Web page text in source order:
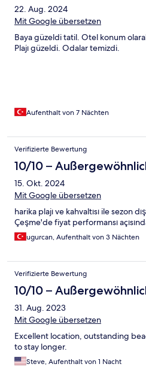
22. Aug. 2024
Mit Google übersetzen
Baya güzeldi tatil. Otel konum
Plajı güzeldi. Odalar temizdi.
Aufenthalt von 7 Nächten
Verifizierte Bewertung
10/10 –
15. Okt. 2024
Mit Google übersetzen
harika plajı ve kahvaltısı ile sezon
Çeşme'de fiyat performansı
ugurcan, Aufenthalt von 3 Nächten
Verifizierte Bewertung
10/10 –
31. Aug. 2023
Mit Google übersetzen
Excellent location, outstanding
to stay longer.
Steve, Aufenthalt von 1 Nacht